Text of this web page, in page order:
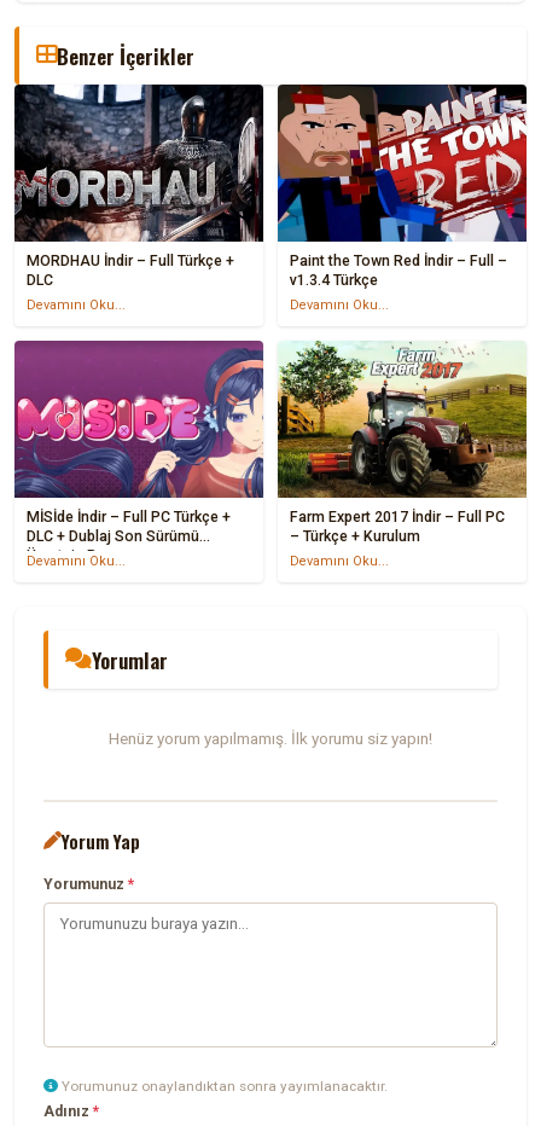
Benzer İçerikler
MORDHAU İndir – Full Türkçe +
DLC
Devamını Oku...
Paint the Town Red İndir – Full –
v1.3.4 Türkçe
Devamını Oku...
MİSİde İndir – Full PC Türkçe +
DLC + Dublaj Son Sürümü
Ücretsiz Pc
Devamını Oku...
Farm Expert 2017 İndir – Full PC
– Türkçe + Kurulum
Devamını Oku...
Yorumlar
Henüz yorum yapılmamış. İlk yorumu siz yapın!
Yorum Yap
Yorumunuz*
Yorumunuz onaylandıktan sonra yayımlanacaktır.
Adınız*